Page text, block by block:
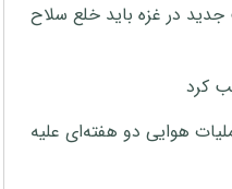
در غزه باید خلع سلاح
کرد
هوایی دو هفته‌ای علیه